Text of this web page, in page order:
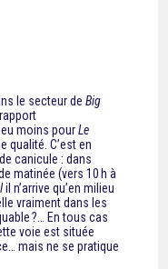
le secteur deBig
moins pourLe
qualité. C’est en
canicule : dans
matinée (vers 10 h à
il n’arrive qu’en milieu
vraiment dans les
?… En tous cas
voie est située
mais ne se pratique